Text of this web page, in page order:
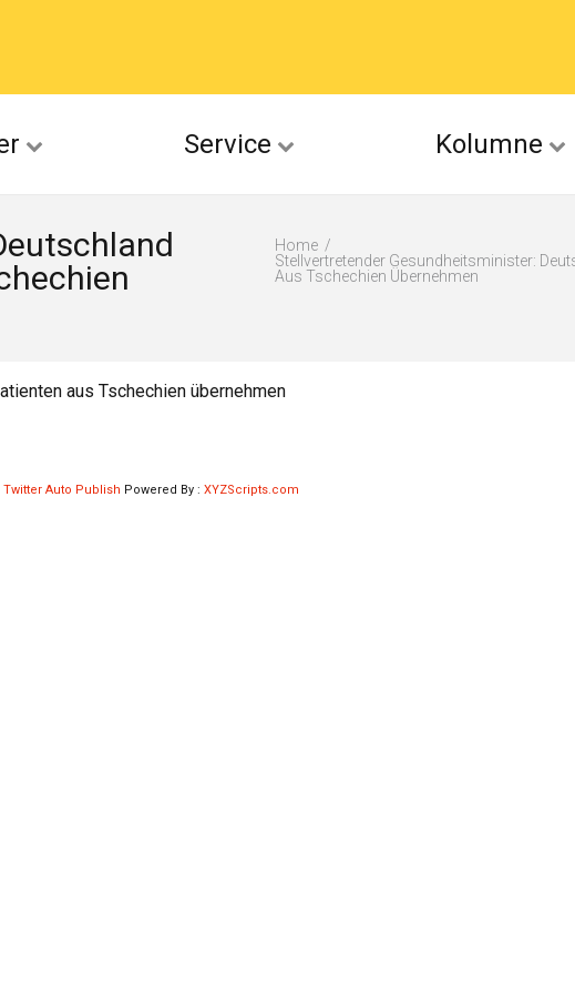
Service Kolumne
Home
Stellvertretender Gesundheitsminister:
Aus Tschechien Übernehmen
aus Tschechien übernehmen
Twitter Auto Publish Powered By : XYZScripts.com